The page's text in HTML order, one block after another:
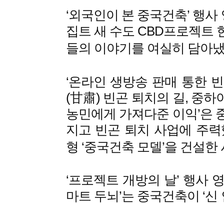
‘외국인이 본 중국건축’ 행
집트 새 수도 CBD프로젝트
들의 이야기를 여실히 담아
‘온라인 생방송 판매 통한
(甘肅) 빈곤 퇴치의 길, 중하
농민에게 가져다준 이익’은
지고 빈곤 퇴치 사업에 주
형 ‘중국건축 모델’을 건설
‘프로젝트 개방의 날’ 행사
마트 두뇌’는 중국건축이 ‘